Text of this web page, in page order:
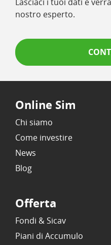
nostro esperto.
Online Sim
Chi siamo
Come investire
News
Blog
Offerta
Fondi & Sicav
Piani di Accumulo